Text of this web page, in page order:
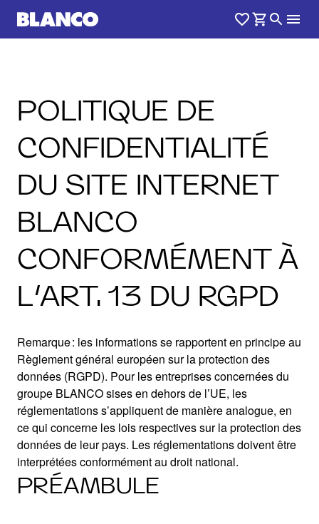
POLITIQUE DE
CONFIDENTIALITÉ
DU SITE INTERNET
BLANCO
CONFORMÉMENT À
L’ART. 13 DU RGPD
Remarque : les informations se rapportent en principe au
Règlement général européen sur la protection des
données (RGPD). Pour les entreprises concernées du
groupe BLANCO sises en dehors de l’UE, les
réglementations s’appliquent de manière analogue, en
ce qui concerne les lois respectives sur la protection des
données de leur pays. Les réglementations doivent être
interprétées conformément au droit national.
PRÉAMBULE